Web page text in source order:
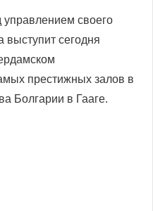
своего
сегодня
престижных залов в
Болгарии в Гааге.